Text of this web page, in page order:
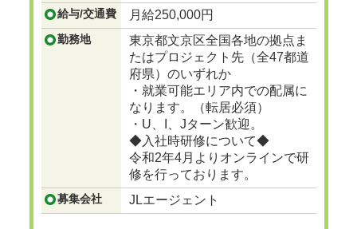
...つづきを見る
給与/交通費 月給250,000円
勤務地
東京都文京区全国各地の拠点ま
たはプロジェクト先（全47都道
府県）のいずれか
・就業可能エリア内での配属に
なります。（転居必須）
・U、I、Jターン歓迎。
◆入社時研修について◆
令和2年4月よりオンラインで研
修を行っております。
募集会社 JLエージェント